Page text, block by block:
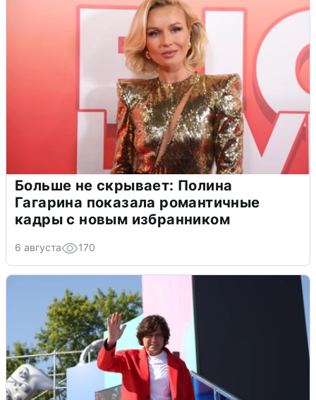
Больше не скрывает: Полина
Гагарина показала романтичные
кадры с новым избранником
6 августа 170